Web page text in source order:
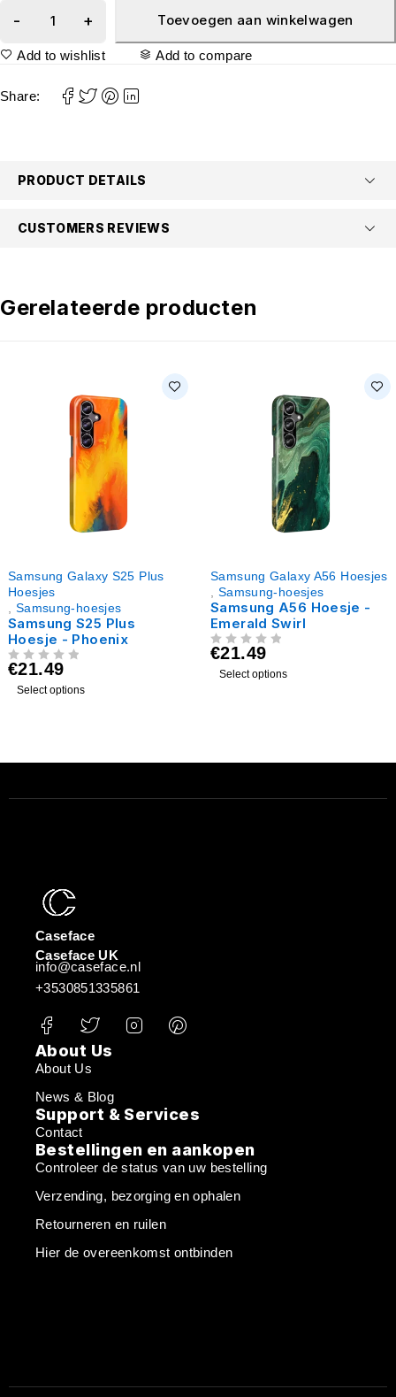
Toevoegen aan winkelwagen
Add to wishlist Add to compare
Share:
PRODUCT DETAILS
CUSTOMERS REVIEWS
Gerelateerde producten
Samsung Galaxy S25 Plus
Hoesjes
, Samsung-hoesjes
Samsung S25 Plus
Hoesje - Phoenix
€21.49
Select options
Samsung Galaxy A56 Hoesjes
, Samsung-hoesjes
Samsung A56 Hoesje -
Emerald Swirl
€21.49
Select options
Caseface
Caseface UK
info@caseface.nl
+3530851335861
About Us
About Us
News & Blog
Support & Services
Contact
Bestellingen en aankopen
Controleer de status van uw bestelling
Verzending, bezorging en ophalen
Retourneren en ruilen
Hier de overeenkomst ontbinden